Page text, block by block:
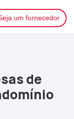
um fornecedor
de